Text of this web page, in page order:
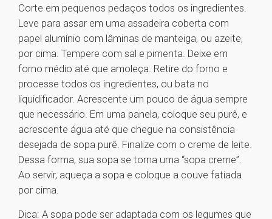
Corte em pequenos pedaços todos os ingredientes.
Leve para assar em uma assadeira coberta com
papel alumínio com lâminas de manteiga, ou azeite,
por cima. Tempere com sal e pimenta. Deixe em
forno médio até que amoleça. Retire do forno e
processe todos os ingredientes, ou bata no
liquidificador. Acrescente um pouco de água sempre
que necessário. Em uma panela, coloque seu purê, e
acrescente água até que chegue na consistência
desejada de sopa purê. Finalize com o creme de leite.
Dessa forma, sua sopa se torna uma “sopa creme”.
Ao servir, aqueça a sopa e coloque a couve fatiada
por cima.
Dica: A sopa pode ser adaptada com os legumes que